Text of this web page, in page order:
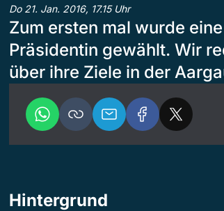
Do 21. Jan. 2016, 17.15 Uhr
Zum ersten mal wurde
Präsidentin gewählt. Wir
über ihre Ziele in der
Hintergrund